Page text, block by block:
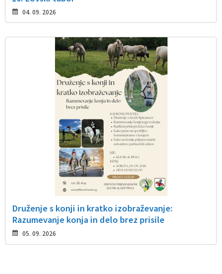
04. 09. 2026
Druženje s konji in kratko izobraževanje:
Razumevanje konja in delo brez prisile
05. 09. 2026